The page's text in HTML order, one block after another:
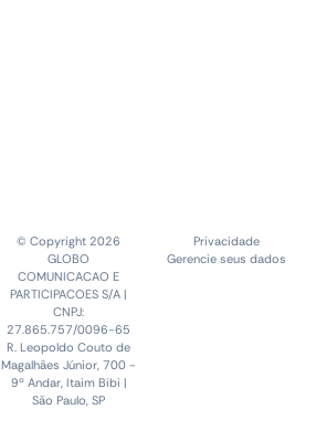
© Copyright 2026
GLOBO
COMUNICACAO E
PARTICIPACOES S/A |
CNPJ:
27.865.757/0096-65
R. Leopoldo Couto de
Magalhães Júnior, 700 -
9º Andar, Itaim Bibi |
São Paulo, SP
Privacidade
Gerencie seus dados